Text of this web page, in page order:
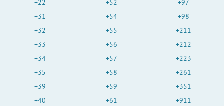
+22
+31
+32
+33
+34
+35
+39
+40
+52
+54
+55
+56
+57
+58
+59
+61
+97
+98
+211
+212
+223
+261
+351
+911